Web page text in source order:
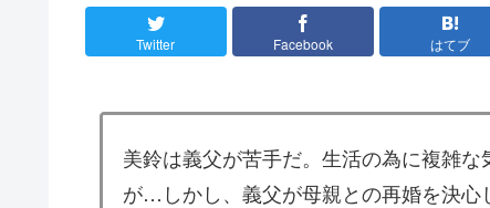
Twitter Facebook はてブ
美鈴は義父が苦手だ。生活の為に複雑
が…しかし、義父が母親との再婚を決心